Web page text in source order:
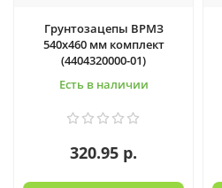
Грунтозацепы ВРМЗ
540х460 мм комплект
(4404320000-01)
Есть в наличии
320.95 р.